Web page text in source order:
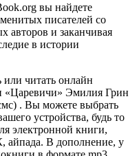
вы найдете
писателей со
авторов и заканчивая
в истории
читать онлайн
«Царевичи» Эмилия Грин
. Вы можете выбрать
устройства, будь то
электронной книги,
айпада. В дополнение, у